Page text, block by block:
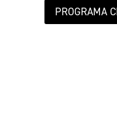
PROGRAMA